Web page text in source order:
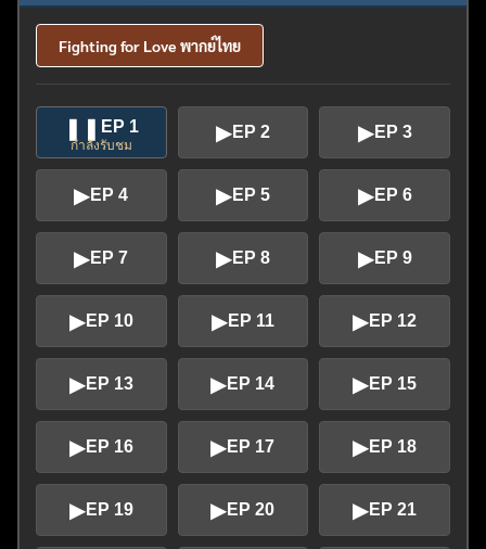
Fighting for Love พากย์ไทย
EP 1
กำลังรับชม
▶EP 2 ▶EP 3
▶EP 4 ▶EP 5 ▶EP 6
▶EP 7 ▶EP 8 ▶EP 9
▶EP 10 ▶EP 11 ▶EP 12
▶EP 13 ▶EP 14 ▶EP 15
▶EP 16 ▶EP 17 ▶EP 18
▶EP 19 ▶EP 20 ▶EP 21